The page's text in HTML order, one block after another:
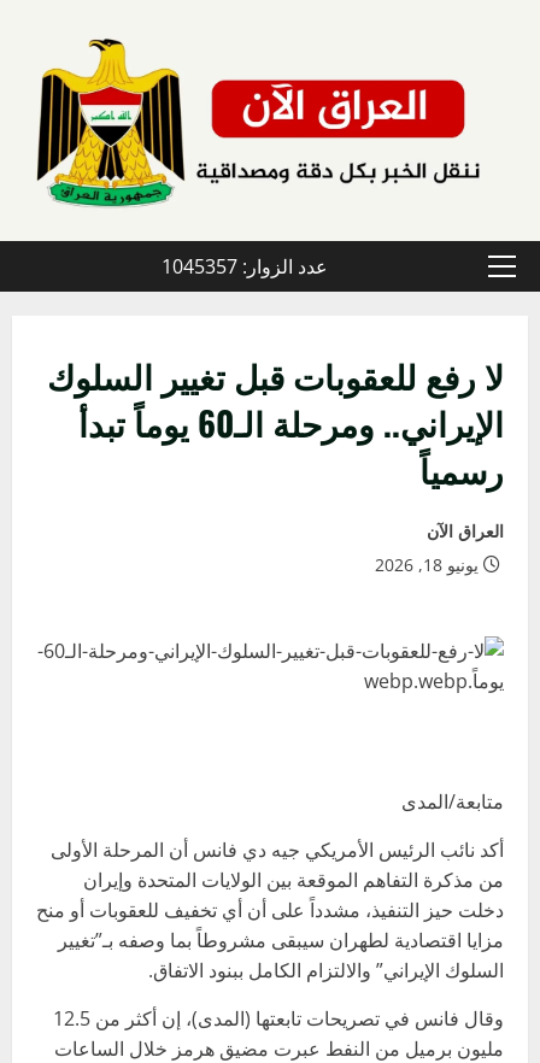
القائمة
عدد الزوار: 1045357
لا رفع للعقوبات قبل تغيير السلوك
الإيراني.. ومرحلة الـ60 يوماً تبدأ
رسمياً
العراق الآن
يونيو 18, 2026
متابعة/المدى
أكد نائب الرئيس الأمريكي جيه دي فانس أن المرحلة الأولى
من مذكرة التفاهم الموقعة بين الولايات المتحدة وإيران
دخلت حيز التنفيذ، مشدداً على أن أي تخفيف للعقوبات أو منح
مزايا اقتصادية لطهران سيبقى مشروطاً بما وصفه بـ”تغيير
السلوك الإيراني” والالتزام الكامل ببنود الاتفاق.
وقال فانس في تصريحات تابعتها (المدى)، إن أكثر من 12.5
مليون برميل من النفط عبرت مضيق هرمز خلال الساعات